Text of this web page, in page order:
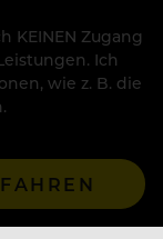
KEINEN Zugang
Ich
wie z. B. die